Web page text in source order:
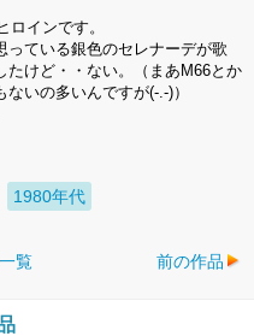
インです。
っている銀色のセレナーデが歌
たけど・・ない。（まあM66とか
いの多いんですが(-.-)）
1980年代
覧 前の作品